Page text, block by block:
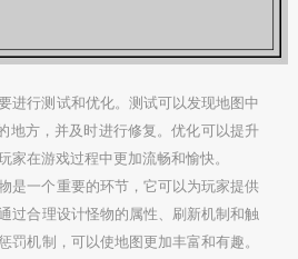
进行测试和优化。测试可以发现地图中
地方，并及时进行修复。优化可以提升
家在游戏过程中更加流畅和愉快。
是一个重要的环节，它可以为玩家提供
过合理设计怪物的属性、刷新机制和触
罚机制，可以使地图更加丰富和有趣。